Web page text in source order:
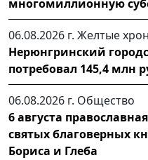
многомиллионную
06.08.2026 г. Желтые
Нерюнгринский
потребовал 145,4 млн
06.08.2026 г. Общество
6 августа
святых благоверных
Бориса и Глеба